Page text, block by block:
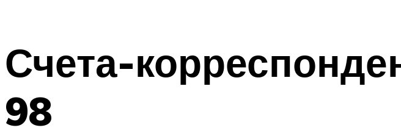
Счета-
98